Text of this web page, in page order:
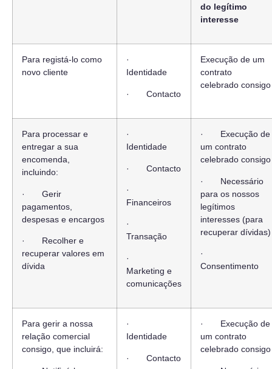
do legítimo
interesse
Para registá-lo como
novo cliente
·
Identidade
· Contacto
Execução de um
contrato
celebrado consigo
Para processar e
entregar a sua
encomenda,
incluindo:
· Gerir
pagamentos,
despesas e encargos
· Recolher e
recuperar valores em
dívida
·
Identidade
· Contacto
·
Financeiros
·
Transação
·
Marketing e
comunicações
· Execução de
um contrato
celebrado consigo
· Necessário
para os nossos
legítimos
interesses (para
recuperar dívidas)
·
Consentimento
Para gerir a nossa
relação comercial
consigo, que incluirá:
·
Identidade
· Contacto
· Execução de
um contrato
celebrado consigo